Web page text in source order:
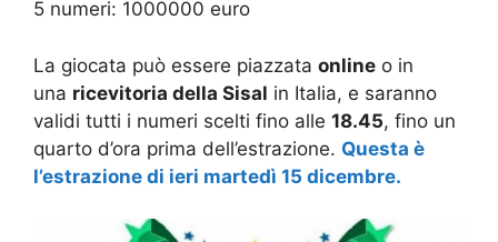
5 numeri: 1000000 euro
La giocata può essere piazzata online o in
una ricevitoria della Sisal in Italia, e saranno
validi tutti i numeri scelti fino alle 18.45, fino un
quarto d’ora prima dell’estrazione. Questa è
l’estrazione di ieri martedì 15 dicembre.